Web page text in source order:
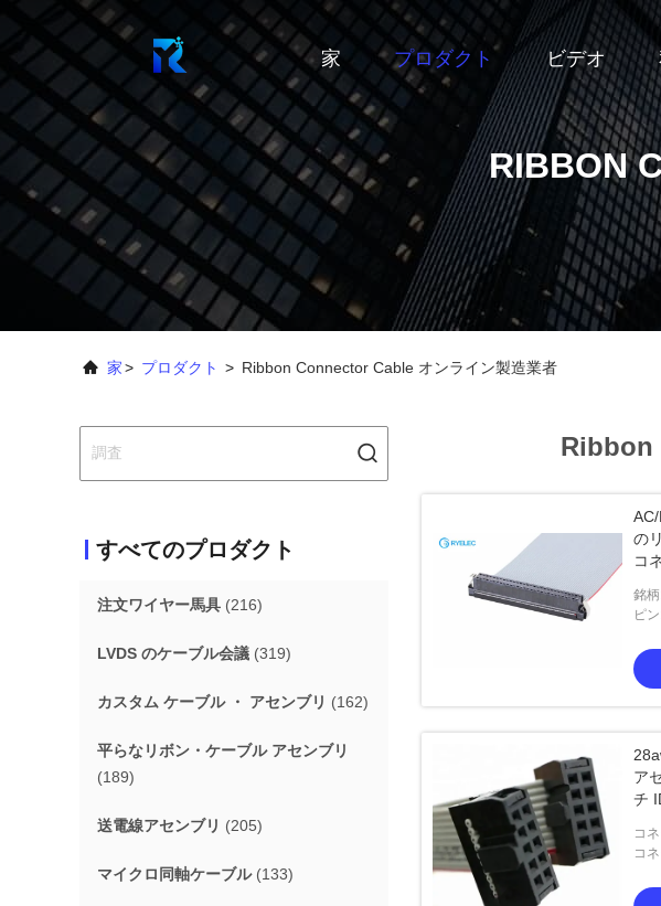
家 プロダクト ビデオ
RIBBON
家> プロダクト > Ribbon Connector Cable オンライン製造業者
すべてのプロダクト
注文ワイヤー馬具 (216)
LVDS のケーブル会議 (319)
カスタム ケーブル ・ アセンブリ (162)
平らなリボン・ケーブル アセンブリ
(189)
送電線アセンブリ (205)
マイクロ同軸ケーブル(133)
Ribbon
の
コ
銘
ピ
ア
チ
コ
量）
コ